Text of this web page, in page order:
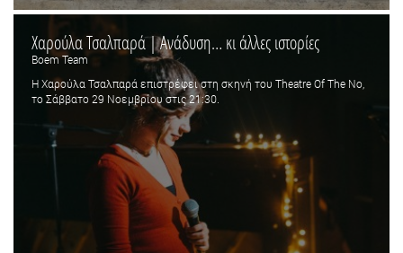
Χαρούλα Τσαλπαρά | Ανάδυση… κι άλλες ιστορίες
Boem Team
Η Χαρούλα Τσαλπαρά επιστρέφει στη σκηνή του Τheatre Of The No,
το Σάββατο 29 Νοεμβρίου στις 21:30.